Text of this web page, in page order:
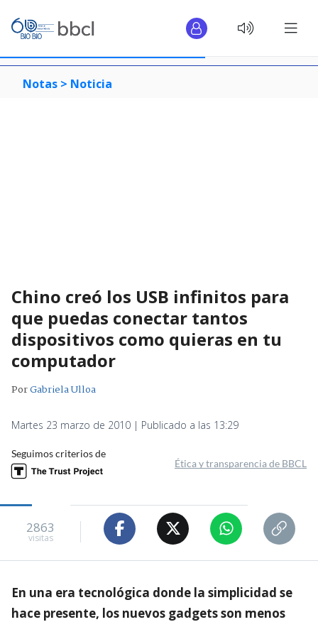
Notas > Noticia
Chino creó los USB infinitos para
que puedas conectar tantos
dispositivos como quieras en tu
computador
PorGabriela Ulloa
Martes 23 marzo de 2010 | Publicado a las 13:29
Seguimos criterios de
Ética y transparencia de BBCL
2863
visitas
En una era tecnológica donde la simplicidad se
hace presente, los nuevos gadgets son menos